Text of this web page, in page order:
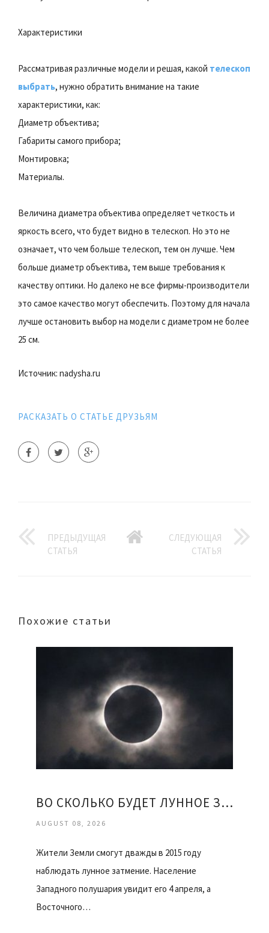
Характеристики
Рассматривая различные модели и решая, какой телескоп
выбрать, нужно обратить внимание на такие
характеристики, как:
Диаметр объектива;
Габариты самого прибора;
Монтировка;
Материалы.
Величина диаметра объектива определяет четкость и
яркость всего, что будет видно в телескоп. Но это не
означает, что чем больше телескоп, тем он лучше. Чем
больше диаметр объектива, тем выше требования к
качеству оптики. Но далеко не все фирмы-производители
это самое качество могут обеспечить. Поэтому для начала
лучше остановить выбор на модели с диаметром не более
25 см.
Источник: nadysha.ru
РАСКАЗАТЬ О СТАТЬЕ ДРУЗЬЯМ
ПРЕДЫДУЩАЯ
СТАТЬЯ
СЛЕДУЮЩАЯ
СТАТЬЯ
Похожие статьи
ВО СКОЛЬКО БУДЕТ ЛУННОЕ ЗАТМЕНИЕ
AUGUST 08, 2026
Жители Земли смогут дважды в 2015 году
наблюдать лунное затмение. Население
Западного полушария увидит его 4 апреля, а
Восточного…